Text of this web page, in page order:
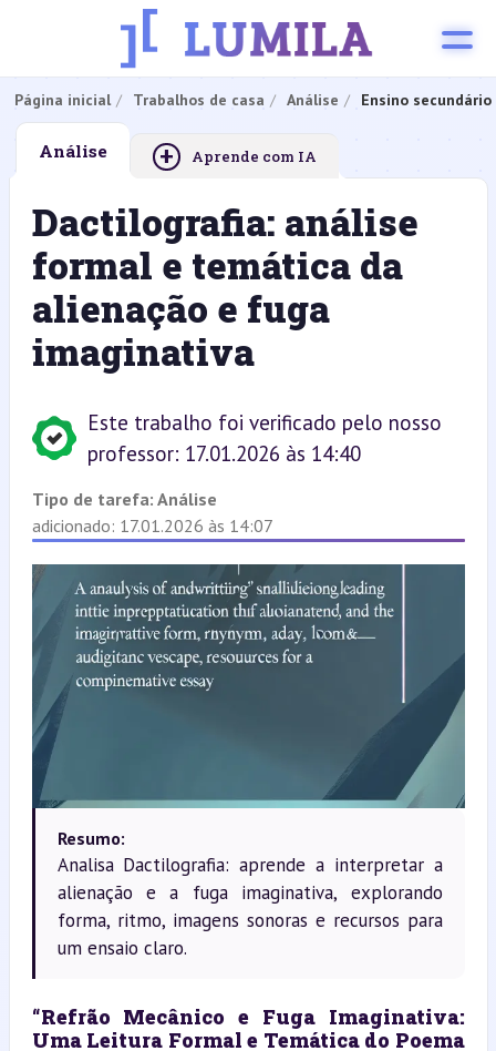
Página inicial Trabalhos de casa Análise Ensino secundário
Análise + Aprende com IA
Dactilografia: análise
formal e temática da
alienação e fuga
imaginativa
Este trabalho foi verificado pelo nosso
professor: 17.01.2026 às 14:40
Tipo de tarefa: Análise
adicionado: 17.01.2026 às 14:07
Resumo:
Analisa Dactilografia: aprende a interpretar a
alienação e a fuga imaginativa, explorando
forma, ritmo, imagens sonoras e recursos para
um ensaio claro.
“Refrão Mecânico e Fuga Imaginativa:
Uma Leitura Formal e Temática do Poema